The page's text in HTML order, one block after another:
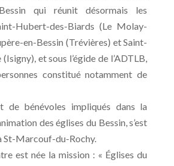
Bessin qui réunit désormais les
Hubert-des-Biards (Le Molay-
en-Bessin (Trévières) et Saint-
et sous l’égide de l’ADTLB,
constitué notamment de
de bénévoles impliqués dans la
des églises du Bessin, s’est
St-Marcouf-du-Rochy.
est née la mission : « Églises du